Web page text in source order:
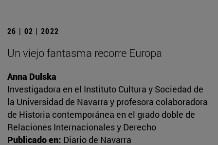
26 | 02 | 2022
Un viejo fantasma recorre Europa
Anna Dulska
Investigadora en el Instituto Cultura y Sociedad de
la Universidad de Navarra y profesora colaboradora
de Historia contemporánea en el grado doble de
Relaciones Internacionales y Derecho
Publicado en: Diario de Navarra